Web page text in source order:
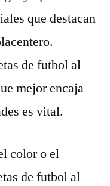
que destacan
de futbol al
mejor encaja
es vital.
color o el
de futbol al